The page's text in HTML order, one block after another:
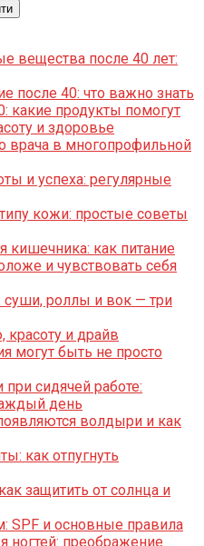
вещества после 40 лет:
после 40: что важно знать
какие продукты помогут
и здоровье
врача в многопрофильной
и успеха: регулярные
кожи: простые советы
кишечника: как питание
и чувствовать себя
суши, роллы и вок — три
красоту и драйв
могут быть не просто
сидячей работе:
день
волдыри и как
как отпугнуть
защитить от солнца и
SPF и основные правила
ногтей: преображение